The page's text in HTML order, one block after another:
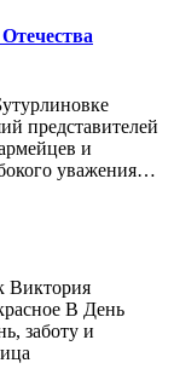
представителей
и
уважения…
Виктория
В День
заботу и